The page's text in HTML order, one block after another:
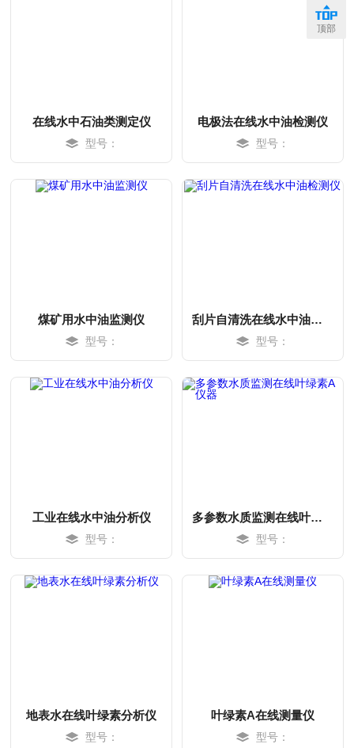
在线水中石油类测定仪
型号：
电极法在线水中油检测仪
型号：
煤矿用水中油监测仪
型号：
刮片自清洗在线水中油检测仪
型号：
工业在线水中油分析仪
型号：
多参数水质监测在线叶绿素A仪器
型号：
地表水在线叶绿素分析仪
型号：
叶绿素A在线测量仪
型号：
顶部